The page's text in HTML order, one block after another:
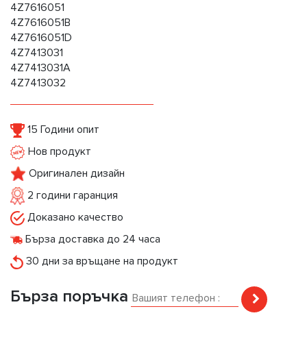
4Z7616051
4Z7616051B
4Z7616051D
4Z7413031
4Z7413031A
4Z7413032
15 Години опит
Нов продукт
Оригинален дизайн
2 години гаранция
Доказано качество
Бърза доставка до 24 часа
30 дни за връщане на продукт
Бърза поръчка